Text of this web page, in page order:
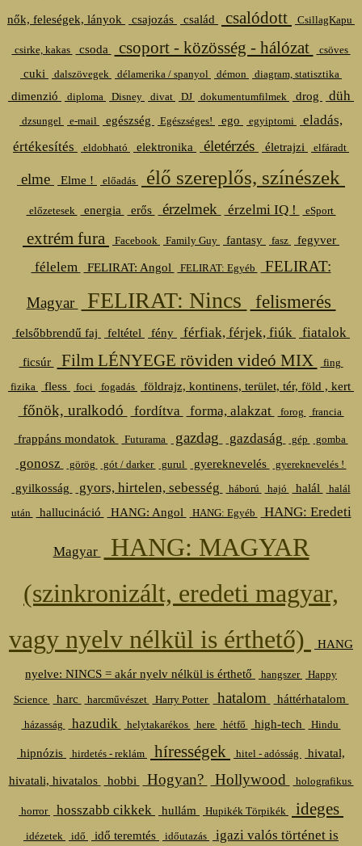
nők, feleségek, lányok csajozás család csalódott CsillagKapu
csirke, kakas csoda csoport - közösség - hálózat csöves
cuki dalszövegek délamerika / spanyol démon diagram, statisztika
dimenzió diploma Disney divat DJ dokumentumfilmek drog düh
dzsungel e-mail egészség Egészséges! ego egyiptomi
eladás,
értékesítés
eldobható elektronika életérzés életrajzi elfáradt
elme Elme ! előadás élő szereplős, színészek
előzetesek energia erős érzelmek érzelmi IQ ! eSport
extrém fura Facebook Family Guy fantasy fasz fegyver
félelem FELIRAT: Angol FELIRAT: Egyéb FELIRAT:
Magyar FELIRAT: Nincs felismerés
felsőbbrendű faj feltétel fény férfiak, férjek, fiúk fiatalok
ficsúr Film LÉNYEGE röviden videó MIX
fing
fizika
fless foci fogadás földrajz, kontinens, terület, tér, föld , kert
főnök, uralkodó fordítva forma, alakzat forog francia
frappáns mondatok Futurama gazdag gazdaság gép gomba
gonosz görög gót / darker gurul gyereknevelés gyereknevelés !
gyilkosság gyors, hirtelen, sebesség háború hajó halál
halál
után
hallucináció HANG: Angol HANG: Egyéb HANG: Eredeti
Magyar
HANG: MAGYAR
(szinkronizált, eredeti magyar,
vagy nyelv nélkül is érthető)
HANG
nyelve: NINCS = akár nyelv nélkül is érthető hangszer Happy
Science harc harcművészet Harry Potter hatalom háttérhatalom
házasság hazudik helytakarékos here hétfő high-tech Hindu
hipnózis hirdetés - reklám hírességek hitel - adósság
hivatal,
hivatali, hivatalos
hobbi Hogyan? Hollywood holografikus
horror hosszabb cikkek hullám Hupikék Törpikék ideges
idézetek idő idő teremtés időutazás
igazi valós történet is